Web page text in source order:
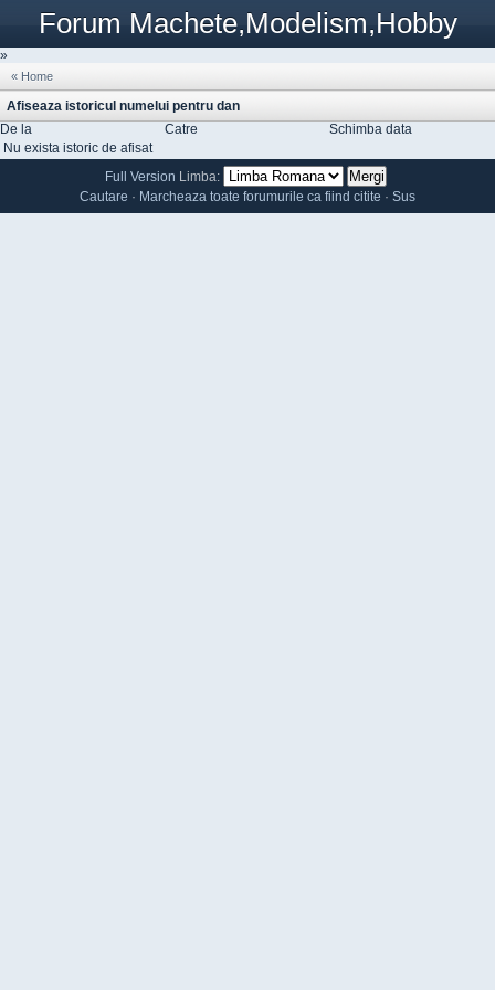
Forum Machete,Modelism,Hobby
»
« Home
Afiseaza istoricul numelui pentru dan
De la
Catre
Schimba data
Nu exista istoric de afisat
Full Version Limba:
Cautare · Marcheaza toate forumurile ca fiind citite · Sus